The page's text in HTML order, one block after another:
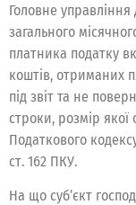
Головне управління
загального
платника податку
коштів, отриманих
під звіт та не
строки, розмір якої
Податкового
ст. 162 ПКУ.
На що суб’єкт